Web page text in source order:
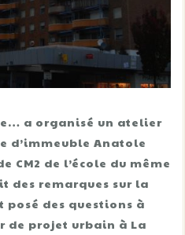
a organisé un atelier
d’immeuble Anatole
CM2 de l’école du même
des remarques sur la
posé des questions à
de projet urbain à La